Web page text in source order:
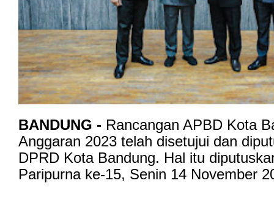
BANDUNG - Rancangan APBD Kota
Anggaran 2023 telah disetujui dan
DPRD Kota Bandung. Hal itu
Paripurna ke-15, Senin 14 November